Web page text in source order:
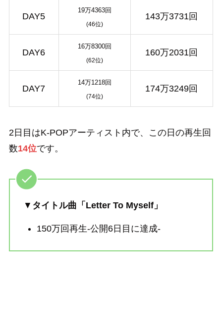
DAY5
19万4363回
(46位)
143万3731回
DAY6
16万8300回
(62位)
160万2031回
DAY7
14万1218回
(74位)
174万3249回
2日目はK-POPアーティスト内で、この日の再生回
数14位です。
▼ タイトル曲「Letter To Myself」
150万回再生-公開6日目に達成-